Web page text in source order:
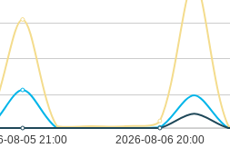
2.70美元
9.00美元
1:2000 31.00美元